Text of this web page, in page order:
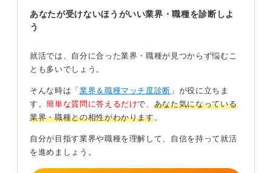
他者と差別化できるプラスアルファを持とう
しかし正規司書の道が完全に閉ざされているわけではあ
りません。学生時代から図書館運営や情報発信に主体的
にかかわり、専門性を磨くことが重要です。
また司書資格だけでなくITスキル、企画力、地域連携力
などを身につけることで、ほかの応募者との差別化が可
能になります。
就職活動ではなぜ司書なのか、なぜこの自治体なのかを
深く掘り下げて語れる準備が合否を分けます。
あなたが受けないほうがいい業界・職種を診断しよ
う
就活では、自分に合った業界・職種が見つからず悩むこ
とも多いでしょう。
そんな時は「 業界＆職種マッチ度診断 」が役に立ちま
す。簡単な質問に答えるだけで、 あなた気になっている
業界・職種との相性がわかります。
自分が目指す業界や職種を理解して、自信を持って就活
を進めましょう。